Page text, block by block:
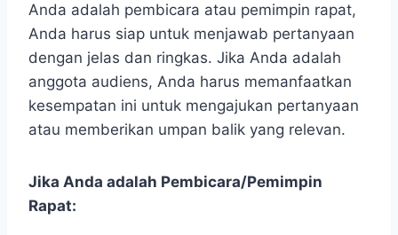
Anda adalah pembicara atau pemimpin rapat,
Anda harus siap untuk menjawab pertanyaan
dengan jelas dan ringkas. Jika Anda adalah
anggota audiens, Anda harus memanfaatkan
kesempatan ini untuk mengajukan pertanyaan
atau memberikan umpan balik yang relevan.
Jika Anda adalah Pembicara/Pemimpin
Rapat: